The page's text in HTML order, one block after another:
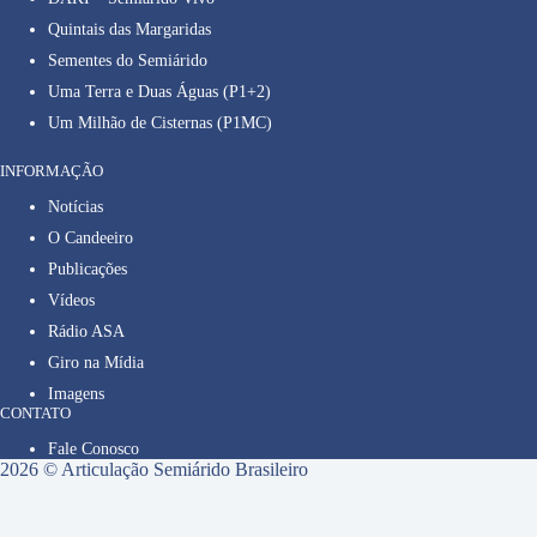
Quintais das Margaridas
Sementes do Semiárido
Uma Terra e Duas Águas (P1+2)
Um Milhão de Cisternas (P1MC)
INFORMAÇÃO
Notícias
O Candeeiro
Publicações
Vídeos
Rádio ASA
Giro na Mídia
Imagens
CONTATO
Fale Conosco
2026 © Articulação Semiárido Brasileiro